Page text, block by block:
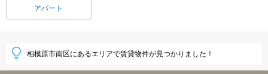
アパート
相模原市南区にあるエリアで賃貸物件が見つかりました！